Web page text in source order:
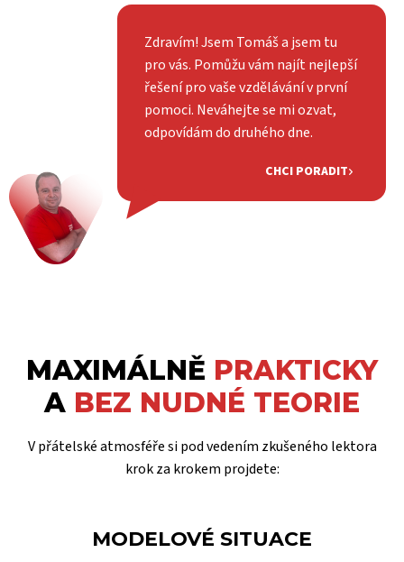
Zdravím! Jsem Tomáš a jsem tu
pro vás. Pomůžu vám najít nejlepší
řešení pro vaše vzdělávání v první
pomoci. Neváhejte se mi ozvat,
odpovídám do druhého dne.
CHCI PORADIT
MAXIMÁLNĚ PRAKTICKY
A BEZ NUDNÉ TEORIE
V přátelské atmosféře si pod vedením zkušeného lektora
krok za krokem projdete:
MODELOVÉ SITUACE